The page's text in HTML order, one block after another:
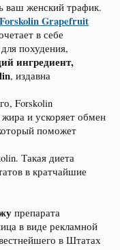
ваш женский трафик.
Grapefruit
в себе
похудения,
ингредиент,
, издавна
Forskolin
и ускоряет обмен
поможет
Такая диета
в кратчайшие
препарата
в виде рекламной
в Штатах